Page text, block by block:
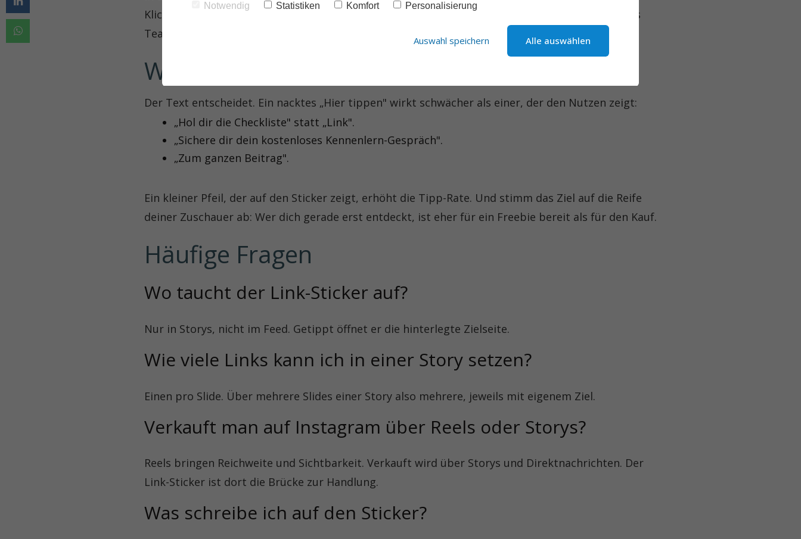
Klick. Der Link-Sticker und die Direktnachricht sind also kein Entweder-oder, sondern ein starkes
Team.
Wie holst du das Meiste aus dem Sticker?
Der Text entscheidet. Ein nacktes „Hier tippen" wirkt schwächer als einer, der den Nutzen zeigt:
„Hol dir die Checkliste" statt „Link".
„Sichere dir dein kostenloses Kennenlern-Gespräch".
„Zum ganzen Beitrag".
Ein kleiner Pfeil, der auf den Sticker zeigt, erhöht die Tipp-Rate. Und stimm das Ziel auf die Reife
deiner Zuschauer ab: Wer dich gerade erst entdeckt, ist eher für ein Freebie bereit als für den Kauf.
Häufige Fragen
Wo taucht der Link-Sticker auf?
Nur in Storys, nicht im Feed. Getippt öffnet er die hinterlegte Zielseite.
Wie viele Links kann ich in einer Story setzen?
Einen pro Slide. Über mehrere Slides einer Story also mehrere, jeweils mit eigenem Ziel.
Verkauft man auf Instagram über Reels oder Storys?
Reels bringen Reichweite und Sichtbarkeit. Verkauft wird über Storys und Direktnachrichten. Der
Link-Sticker ist dort die Brücke zur Handlung.
Was schreibe ich auf den Sticker?
Notwendig Statistiken Komfort Personalisierung
Auswahl speichern Alle auswählen